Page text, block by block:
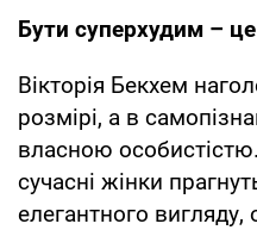
Бути суперхудим –
Вікторія Бекхем
розмірі, а в
власною
сучасні жінки
елегантного